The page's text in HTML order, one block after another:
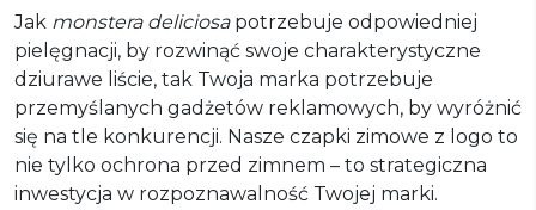
Jak monstera deliciosapotrzebuje odpowiedniej
pielęgnacji, by rozwinąć swoje charakterystyczne
dziurawe liście, tak Twoja marka potrzebuje
przemyślanych gadżetów reklamowych, by wyróżnić
się na tle konkurencji. Nasze czapki zimowe z logo to
nie tylko ochrona przed zimnem – to strategiczna
inwestycja w rozpoznawalność Twojej marki.